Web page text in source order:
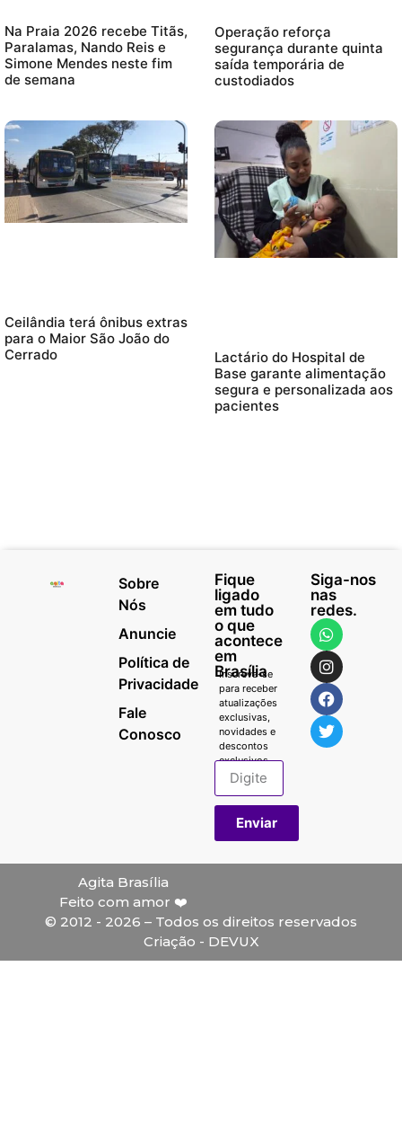
Na Praia 2026 recebe Titãs,
Paralamas, Nando Reis e
Simone Mendes neste fim
de semana
Operação reforça
segurança durante quinta
saída temporária de
custodiados
Ceilândia terá ônibus extras
para o Maior São João do
Cerrado
Lactário do Hospital de
Base garante alimentação
segura e personalizada aos
pacientes
Sobre
Nós
Anuncie
Política de
Privacidade
Fale
Conosco
Fique
ligado
em tudo
o que
acontece
em
Brasília
Inscreva-se
para receber
atualizações
exclusivas,
novidades e
descontos
exclusivos.
Enviar
Siga-nos
nas
redes.
Agita Brasília
Feito com amor ❤️
© 2012 - 2026 – Todos os direitos reservados
Criação - DEVUX